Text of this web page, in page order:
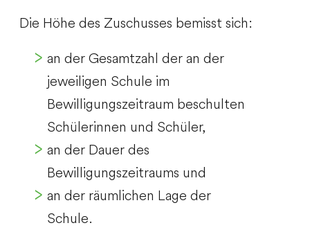
Die Höhe des Zuschusses bemisst sich:
an der Gesamtzahl der an der
jeweiligen Schule im
Bewilligungszeitraum beschulten
Schülerinnen und Schüler,
an der Dauer des
Bewilligungszeitraums und
an der räumlichen Lage der
Schule.